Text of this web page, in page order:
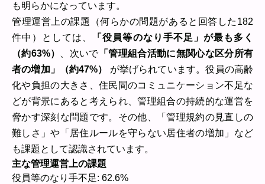
も明らかになっています。
管理運営上の課題（何らかの問題があると回答した182
件中）としては、
「役員等のなり手不足」が最も多く
（約63%）
、次いで「管理組合活動に無関心な区分所有
者の増加」（約47%）
が挙げられています。役員の高齢
化や負担の大きさ、住民間のコミュニケーション不足な
どが背景にあると考えられ、管理組合の持続的な運営を
脅かす深刻な問題です。その他、「管理規約の見直しの
難しさ」や「居住ルールを守らない居住者の増加」など
も課題として認識されています。
主な管理運営上の課題
役員等のなり手不足: 62.6%